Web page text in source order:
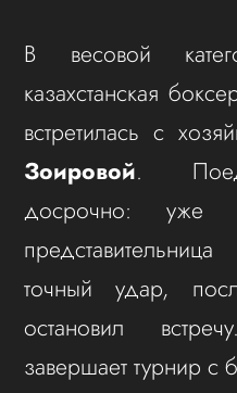
В весовой
казахстанская
встретилась с
Зоировой.
досрочно: уже
точный удар,
остановил
завершает турнир